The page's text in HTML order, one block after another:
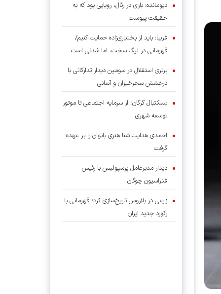
دیومانده: بازی در رئال، رویایی بود که به
حقیقت پیوست
فریبا: باید از بختیاری‌زاده حمایت کنیم/
قهرمانی در لیگ سخت، اما شدنی است
برتری استقلال در سومین دیدار تدارکاتی با
درخشش سحرخیزان و آسانی
بسکتبال گرگان؛ از سرمایه اجتماعی تا موتور
توسعه شهری
احمدی هدایت شنا هنری بانوان را بر عهده
گرفت
دیدار مدیرعامل پرسپولیس با رئیس
فدراسیون چوگان
زارعی در بلاروس تاریخ‌سازی کرد؛ قهرمانی با
رکورد جدید ایران